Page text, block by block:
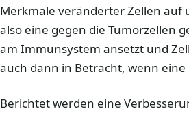
Merkmale veränderter Zellen auf
also eine gegen die Tumorzellen
am Immunsystem ansetzt und
auch dann in Betracht, wenn
Berichtet werden eine